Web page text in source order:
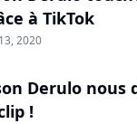
à TikTok
2020
Derulo nous
!